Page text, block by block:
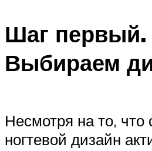
Шаг первый.
Выбираем
Несмотря на то,
ногтевой дизайн